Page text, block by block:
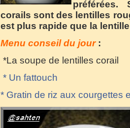
corails sont des lentilles
est plus rapide que la
Menu conseil du jour :
*La soupe de lentilles corail
* Un fattouch
* Gratin de riz aux courgettes